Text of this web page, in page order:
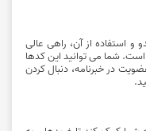
و استفاده از آن، راهی عالی
شما می توانید این کدها
در خبرنامه، دنبال کردن